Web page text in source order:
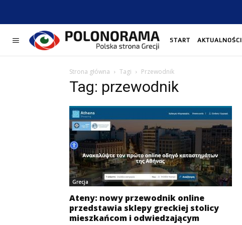
START AKTUALNOŚCI
Strona główna Tagi Przewodnik
Tag: przewodnik
Grecja
Ateny: nowy przewodnik online
przedstawia sklepy greckiej stolicy
mieszkańcom i odwiedzającym